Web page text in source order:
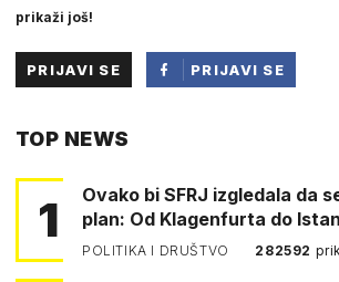
prikaži još!
PRIJAVI SE
PRIJAVI SE
TOP NEWS
1
Ovako bi SFRJ izgledala da
plan: Od Klagenfurta do
POLITIKA I DRUŠTVO 282592